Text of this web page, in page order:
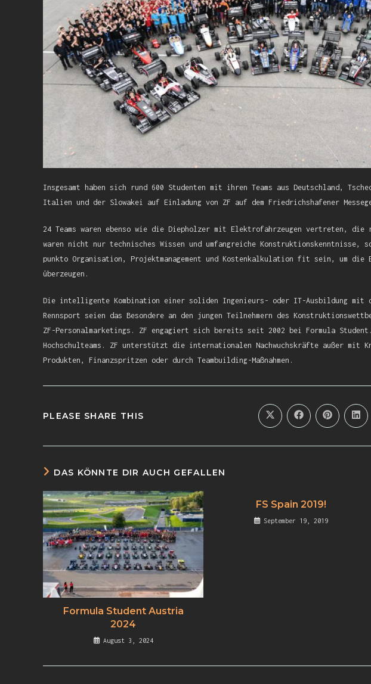
Insgesamt haben sich rund 600 Studenten mit ihren Teams aus Deutschland,
Italien und der Slowakei auf Einladung von ZF auf dem Friedrichshafener
24 Teams waren ebenso wie die Diepholzer mit Elektrofahrzeugen vertreten,
waren nicht nur technisches Wissen und umfangreiche Konstruktionskenntnisse,
punkto Organisation, Projektmanagement und Kostenkalkulation fit sein, um
überzeugen.
Die intelligente Kombination einer soliden Ingenieurs- oder IT-Ausbildung mit
Rennsport seien das Besondere an den jungen Teilnehmern des
ZF-Personalmarketings. ZF engagiert sich bereits seit 2002 bei Formula
Hochschulteams. ZF unterstützt die internationalen Nachwuchskräfte außer mit
Produkten, Finanzspritzen oder durch Teambuilding-Maßnahmen.
PLEASE SHARE THIS
DAS KÖNNTE DIR AUCH GEFALLEN
Formula Student Austria
2024
August 3, 2024
FS Spain 2019!
September 19, 2019